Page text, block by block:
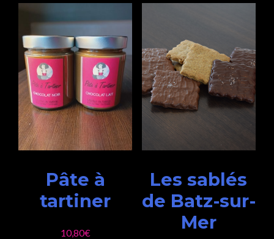
Pâte à
tartiner
10,80€
Les sablés
de Batz-sur-
Mer